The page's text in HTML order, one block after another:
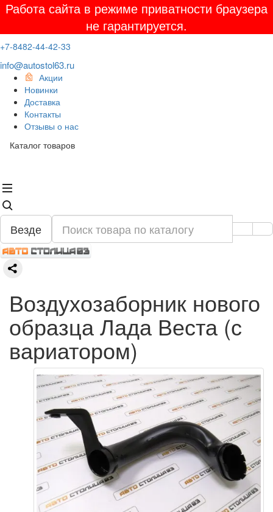
Работа сайта в режиме приватности браузера
не гарантируется.
+7-8482-44-42-33
info@autostol63.ru
Акции
Новинки
Доставка
Контакты
Отзывы о нас
Каталог товаров
Везде
Воздухозаборник нового
образца Лада Веста (с
вариатором)